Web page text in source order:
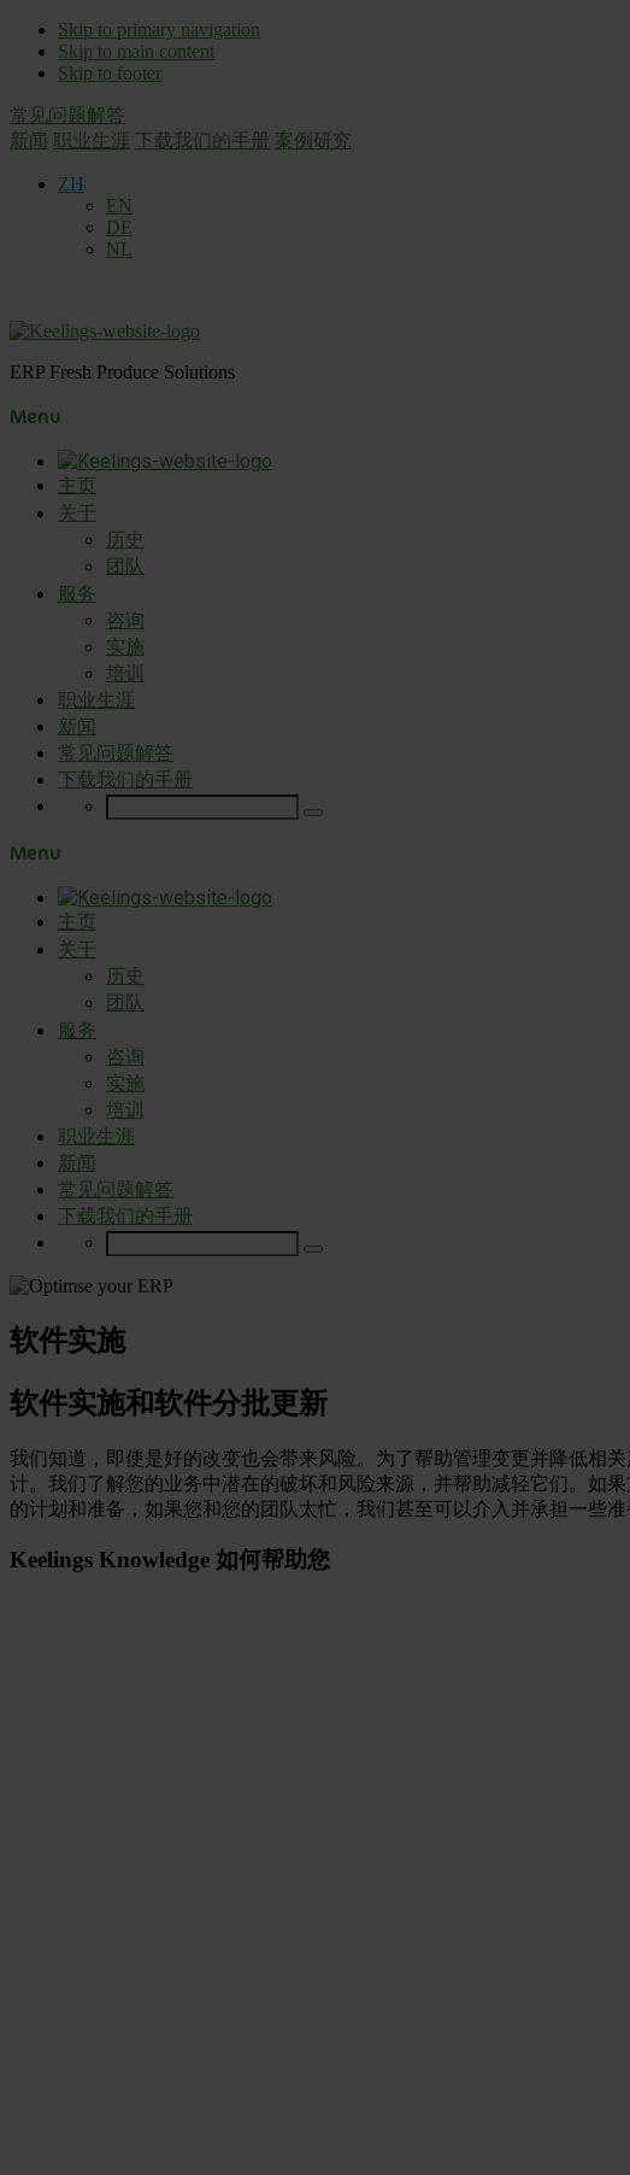
Skip to primary navigation
Skip to main content
Skip to footer
常见问题解答
新闻 职业生涯 下载我们的手册 案例研究
ZH
EN
DE
NL
ERP Fresh Produce Solutions
Menu
主页
关于
历史
团队
服务
咨询
实施
培训
职业生涯
新闻
常见问题解答
下载我们的手册
Menu
主页
关于
历史
团队
服务
咨询
实施
培训
职业生涯
新闻
常见问题解答
下载我们的手册
软件实施
软件实施和软件分批更新
我们知道，即使是好的改变也会带来风险。为了帮助管理变更并降低相
计。我们了解您的业务中潜在的破坏和风险来源，并帮助减轻它们。如
的计划和准备，如果您和您的团队太忙，我们甚至可以介入并承担一些准
Keelings Knowledge 如何帮助您